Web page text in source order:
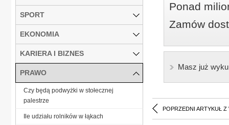
Ponad
Zamów
Masz już
POPRZEDNI ARTYKUŁ Z
SPORT
EKONOMIA
KARIERA I BIZNES
PRAWO
Czy będą podwyżki w stołecznej
palestrze
Ile udziału rolników w łąkach